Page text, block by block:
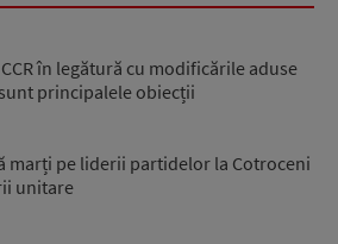
în legătură cu modificările aduse
principalele obiecții
marți pe liderii partidelor la Cotroceni
unitare